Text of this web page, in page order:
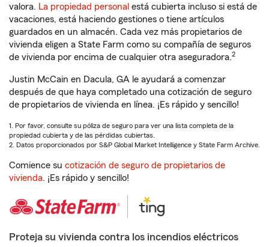
valora. La propiedad personal está cubierta incluso si está de
vacaciones, está haciendo gestiones o tiene artículos
guardados en un almacén. Cada vez más propietarios de
vivienda eligen a State Farm como su compañía de seguros
de vivienda por encima de cualquier otra aseguradora.2
Justin McCain en Dacula, GA le ayudará a comenzar
después de que haya completado una cotización de seguro
de propietarios de vivienda en línea. ¡Es rápido y sencillo!
1. Por favor, consulte su póliza de seguro para ver una lista completa de la
propiedad cubierta y de las pérdidas cubiertas.
2. Datos proporcionados por S&P Global Market Intelligence y State Farm Archive.
Comience su cotización de seguro de propietarios de
vivienda. ¡Es rápido y sencillo!
Proteja su vivienda contra los incendios eléctricos